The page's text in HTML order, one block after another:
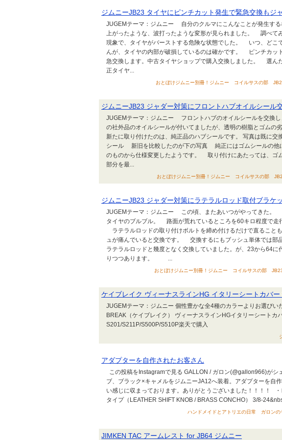
ジムニーJB23 タイヤにピンチカット発生で緊急交換もジ
JUGEMテーマ：ジムニー 自分のクルマにこんなことが発生
上がったような、波打ったような変形が見られました。 調べて
現象で、タイヤがバーストする危険な状態でした。 いつ、どこ
んが、タイヤの内部が破損しているのは確かです。 ピンチカ
急交換します。中古タイヤショップで購入交換しました。 選ん
正タイヤ...
おとぼけジムニー別冊！ジムニー コイルサスの部
ジムニーJB23 ジャダー対策にフロントハブオイルシール
JUGEMテーマ：ジムニー フロントハブのオイルシールを交換
の社外品のオイルシールが付いてましたが、透明の樹脂とゴム
新たに取り付けたのは、純正品のハブシールです。 写真は既に交
シール 新旧を比較したのが下の写真 純正にはゴムシールの他
のものから仕様変更したようです。 取り付けにあたっては、ゴ
部分を最...
おとぼけジムニー別冊！ジムニー コイルサスの部
ジムニーJB23 ジャダー対策にラテラルロッド取付ブラケ
JUGEMテーマ：ジムニー この頃、またあいつがやってきた。
タイヤのブルブル。 路面が荒れているところを60キロ程度で走
ラテラルロッドの取り付けボルトを締め付けるだけで直ること
ュが痛んでいると交換です。 交換するにもブッシュ単体では部
ラテラルロッドと幾度となく交換していました。が、23から64に
りつつあります。 ...
おとぼけジムニー別冊！ジムニー コイルサスの部
ケイブレイク ヴィーナスラインHG イタリーシートカバ
JUGEMテーマ：ジムニー 個性豊かな全4種のカラーよりお選びい
BREAK（ケイブレイク） ヴィーナスラインHGイタリーシートカ
S201/S211P/S500P/S510P楽天で購入
アダプターを自作されたお客さん
この投稿をInstagramで見る GALLON / ガロン(@gallon966)が
ブ、ブラック×キャメルをジムニーJA12へ装着。アダプターを自
い感じに収まっております。ありがとうございました！！！！
タイプ（LEATHER SHIFT KNOB / BRASS CONCHO） 3/8-
ハンドメイドとアトリエの日常 ガロン
JIMKEN TAC アームレスト for JB64 ジムニー